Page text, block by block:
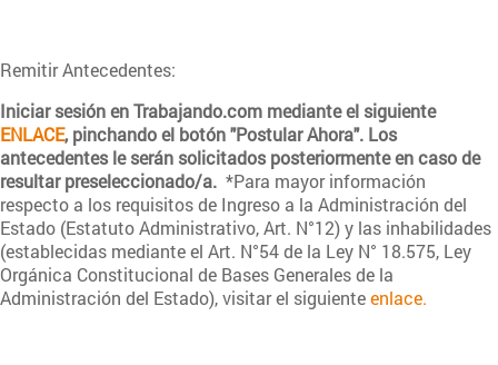
Remitir Antecedentes:
Iniciar sesión en Trabajando.com mediante el siguiente
ENLACE, pinchando el botón "Postular Ahora". Los
antecedentes le serán solicitados posteriormente en caso de
resultar preseleccionado/a. *Para mayor información
respecto a los requisitos de Ingreso a la Administración del
Estado (Estatuto Administrativo, Art. N°12) y las inhabilidades
(establecidas mediante el Art. N°54 de la Ley N° 18.575, Ley
Orgánica Constitucional de Bases Generales de la
Administración del Estado), visitar el siguienteenlace.